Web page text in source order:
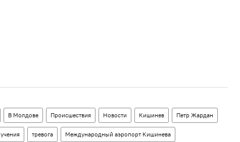
В Молдове Происшествия Новости Кишинев Петр Жардан
учения тревога Международный аэропорт Кишинева